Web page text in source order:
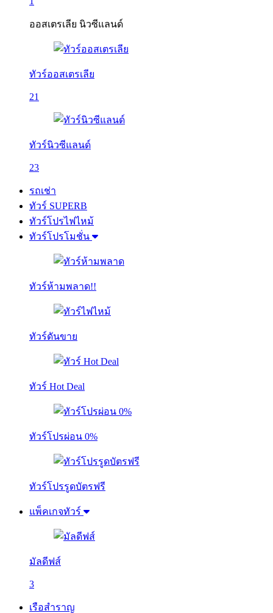
ออสเตรเลีย นิวซีแลนด์
ทัวร์ออสเตรเลีย
21
ทัวร์นิวซีแลนด์
23
รถเช่า
ทัวร์ SUPERB
ทัวร์โปรไฟไหม้
ทัวร์โปรโมชั่น
ทัวร์ห้ามพลาด!!
ทัวร์ดันขาย
ทัวร์ Hot Deal
ทัวร์โปรผ่อน 0%
ทัวร์โปรรูดบัตรฟรี
แพ็คเกจทัวร์
มัลดีฟส์
3
เรือสำราญ